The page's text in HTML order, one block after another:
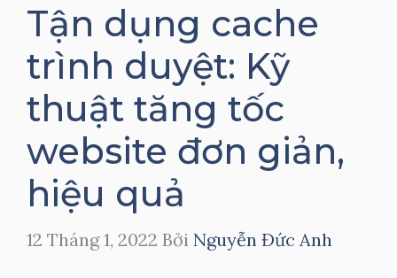
Tận dụng cache
trình duyệt: Kỹ
thuật tăng tốc
website đơn giản,
hiệu quả
12 Tháng 1, 2022 Bởi Nguyễn Đức Anh